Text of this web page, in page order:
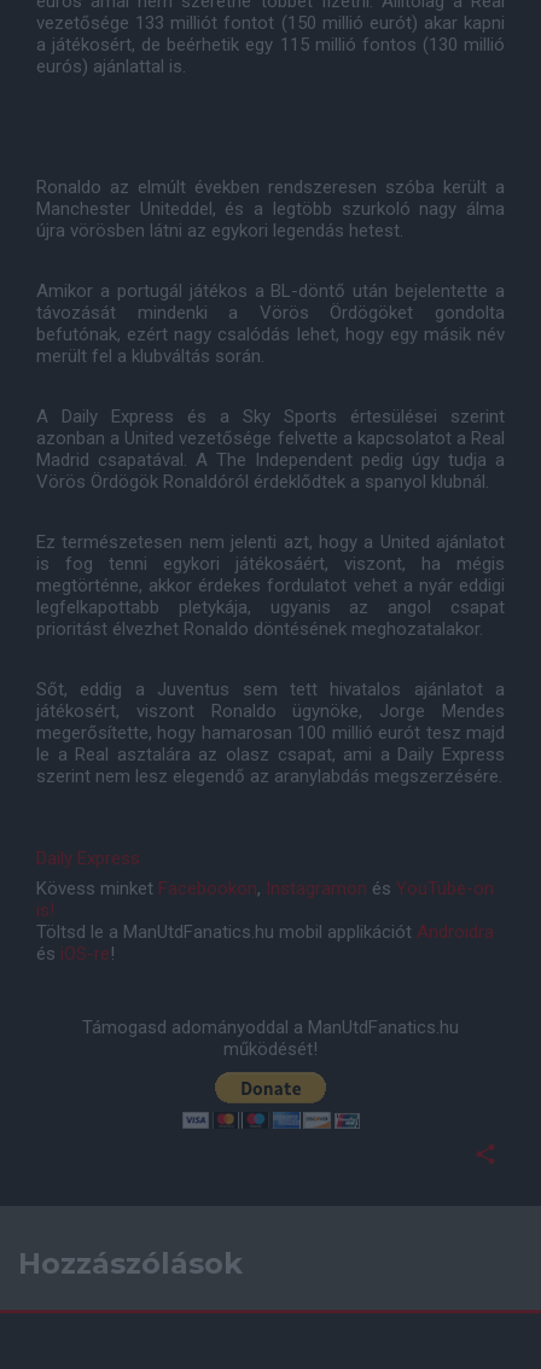
vezetősége 133 milliót fontot (150 millió eurót) akar kapni
a játékosért, de beérhetik egy 115 millió fontos (130 millió
eurós) ajánlattal is.
Ronaldo az elmúlt években rendszeresen szóba került a
Manchester Uniteddel, és a legtöbb szurkoló nagy álma
újra vörösben látni az egykori legendás hetest.
Amikor a portugál játékos a BL-döntő után bejelentette a
távozását mindenki a Vörös Ördögöket gondolta
befutónak, ezért nagy csalódás lehet, hogy egy másik név
merült fel a klubváltás során.
A Daily Express és a Sky Sports értesülései szerint
azonban a United vezetősége felvette a kapcsolatot a Real
Madrid csapatával. A The Independent pedig úgy tudja a
Vörös Ördögök Ronaldóról érdeklődtek a spanyol klubnál.
Ez természetesen nem jelenti azt, hogy a United ajánlatot
is fog tenni egykori játékosáért, viszont, ha mégis
megtörténne, akkor érdekes fordulatot vehet a nyár eddigi
legfelkapottabb pletykája, ugyanis az angol csapat
prioritást élvezhet Ronaldo döntésének meghozatalakor.
Sőt, eddig a Juventus sem tett hivatalos ajánlatot a
játékosért, viszont Ronaldo ügynöke, Jorge Mendes
megerősítette, hogy hamarosan 100 millió eurót tesz majd
le a Real asztalára az olasz csapat, ami a Daily Express
szerint nem lesz elegendő az aranylabdás megszerzésére.
Daily Express
Kövess minket Facebookon, Instagramon és YouTube-on
is!
Töltsd le a ManUtdFanatics.hu mobil applikációt Androidra
és iOS-re!
Támogasd adományoddal a ManUtdFanatics.hu
működését!
Hozzászólások